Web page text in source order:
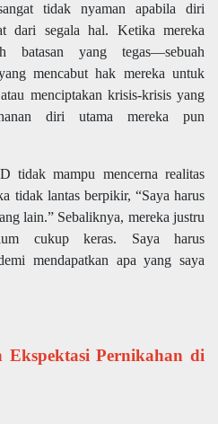
tidak nyaman apabila diri
dari segala hal. Ketika mereka
batasan yang tegas—sebuah
mencabut hak mereka untuk
menciptakan krisis-krisis yang
diri utama mereka pun
tidak mampu mencerna realitas
tidak lantas berpikir, “Saya harus
lain.” Sebaliknya, mereka justru
cukup keras. Saya harus
mendapatkan apa yang saya
Ekspektasi Pernikahan di